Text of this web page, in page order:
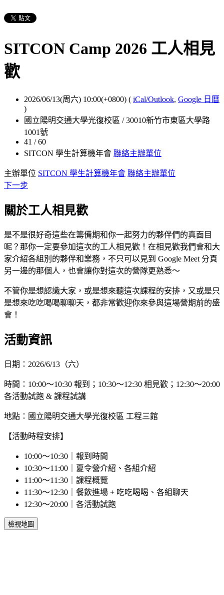
SITCON Camp 2026 工人相見
歡
2026/06/13(周六) 10:00(+0800) ( iCal/Outlook, Google 日曆
)
國立陽明交通大學光復校區 / 30010新竹市東區大學路
1001號
41 / 60
SITCON 學生計算機年會 聯絡主辦單位
主辦單位 SITCON 學生計算機年會 聯絡主辦單位
下一步
關於工人相見歡
是不是很好奇這些在籌備期和你一起努力的夥伴們的真面目
呢？那你一定要參加這次的工人相見歡！在相見歡我們會和大
家介紹各組別的夥伴和業務，不只可以見到 Google Meet 分頁
另一邊的那個人，也會讓你對這次的營隊更熟悉～
不管你是想認識大家，或是想來聽這次課程的安排，又或是只
是想來吃吃喝喝聊聊天，都非常歡迎你來參與這場營期前的盛
會！
活動資訊
日期：2026/6/13（六）
時間：10:00～10:30 報到；10:30～12:30 相見歡；12:30～20:00
各活動試跑 & 課程試講
地點：國立陽明交通大學光復校區 工程三館
【活動時程安排】
10:00～10:30｜報到時間
10:30～11:00｜夏令營介紹、各組介紹
11:00～11:30｜課程概覽
11:30～12:30｜餐飲進場 + 吃吃喝喝、各組聊天
12:30～20:00｜各活動試跑
檢視地圖